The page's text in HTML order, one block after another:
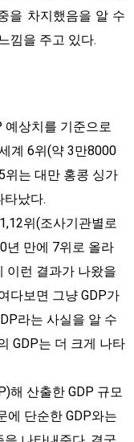
을 차지했음을 알 수
낌을 주고 있다.
예상치를 기준으로
계 6위(약 3만8000
위는 대만 홍콩 싱가
타났다.
위(조사기관별로
년 만에 7위로 올라
이런 결과가 나왔을
다보면 그냥 GDP가
라는 사실을 알 수
GDP는 더 크게 나타
해 산출한 GDP 규모
에 단순한 GDP와는